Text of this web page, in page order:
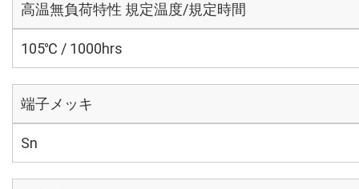
高温無負荷特性 規定温度/規定時間
105℃ / 1000hrs
端子メッキ
Sn